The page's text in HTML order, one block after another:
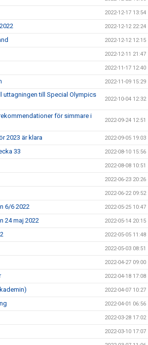
2022-12-17 13:54
2022-12-12 22:24
2022-12-12 12:15
2022-12-11 21:47
2022-11-17 12:40
2022-11-09 15:29
uttagningen till Special Olympics
2022-10-04 12:32
för simmare i
2022-09-24 12:51
2023 är klara 2022-09-05 19:03
33 2022-08-10 15:56
2022-08-08 10:51
2022-06-23 20:26
2022-06-22 09:52
6/6 2022 2022-05-25 10:47
24 maj 2022 2022-05-14 20:15
2022-05-05 11:48
2022-05-03 08:51
2022-04-27 09:00
2022-04-18 17:08
2022-04-07 10:27
2022-04-01 06:56
2022-03-28 17:02
2022-03-10 17:07